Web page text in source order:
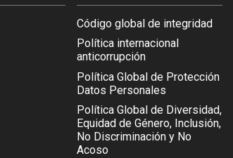
Código global de integridad
Política internacional
anticorrupción
Política Global de Protección
Datos Personales
Política Global de Diversidad,
Equidad de Género, Inclusión,
No Discriminación y No
Acoso